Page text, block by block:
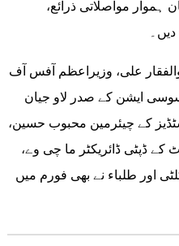
ہموار مواصلاتی ذرائع،
علی، وزیراعظم آفس آف
ایشن کے صدر لاو جیان
کے چیئرمین محبوب حسین،
کے ڈپٹی ڈائریکٹر ما چی وے،
سے زائد فیکلٹی اور طلباء نے بھی فورم میں